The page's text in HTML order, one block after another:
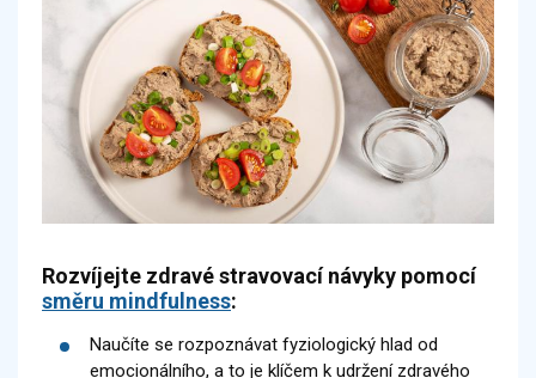
Rozvíjejte zdravé stravovací návyky pomocí
směru mindfulness:
Naučíte se rozpoznávat fyziologický hlad od
emocionálního, a to je klíčem k udržení zdravého